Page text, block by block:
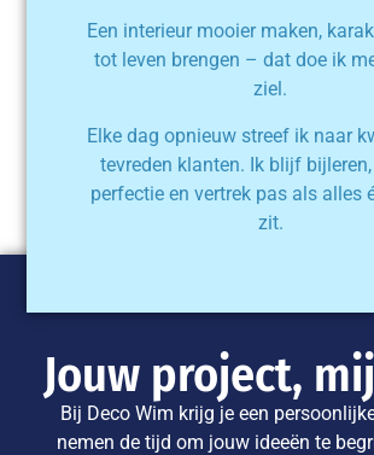
Een interieur mooier maken,
tot leven brengen – dat doe ik
ziel.
Elke dag opnieuw streef ik naar
tevreden klanten. Ik blijf
perfectie en vertrek pas als alles
zit.
Jouw project,
Bij Deco Wim krijg je een
nemen de tijd om jouw ideeën te